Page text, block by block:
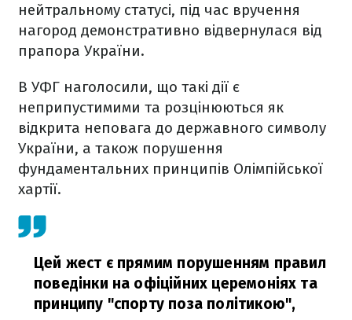
нейтральному статусі, під час вручення
нагород демонстративно відвернулася від
прапора України.
В УФГ наголосили, що такі дії є
неприпустимими та розцінюються як
відкрита неповага до державного символу
України, а також порушення
фундаментальних принципів Олімпійської
хартії.
Цей жест є прямим порушенням правил
поведінки на офіційних церемоніях та
принципу "спорту поза політикою",